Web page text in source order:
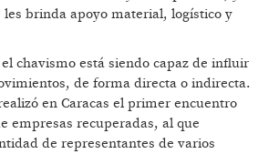
les brinda apoyo material, logístico y
chavismo está siendo capaz de influir
de forma directa o indirecta.
en Caracas el primer encuentro
empresas recuperadas, al que
de representantes de varios